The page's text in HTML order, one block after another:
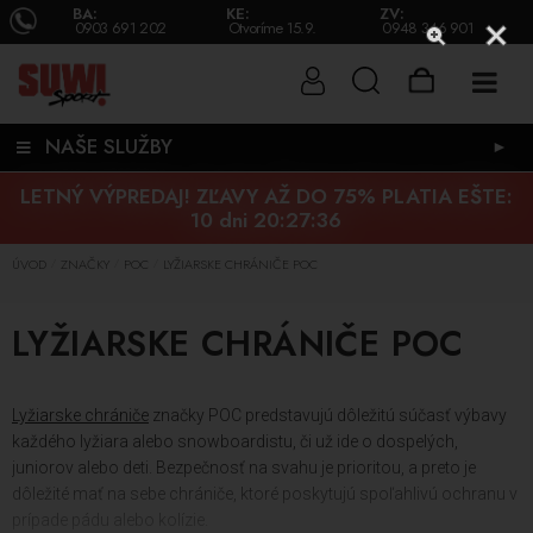
BA:
0903 691 202
KE:
Otvoríme 15.9.
ZV:
0948 346 901
NAŠE SLUŽBY ►
LETNÝ VÝPREDAJ! ZĽAVY AŽ DO 75% PLATIA EŠTE:
10 dni 20:27:36
ÚVOD ZNAČKY POC LYŽIARSKE CHRÁNIČE POC
LYŽIARSKE CHRÁNIČE POC
Lyžiarske chrániče značky POC predstavujú dôležitú súčasť výbavy
každého lyžiara alebo snowboardistu, či už ide o dospelých,
juniorov alebo deti. Bezpečnosť na svahu je prioritou, a preto je
dôležité mať na sebe chrániče, ktoré poskytujú spoľahlivú ochranu v